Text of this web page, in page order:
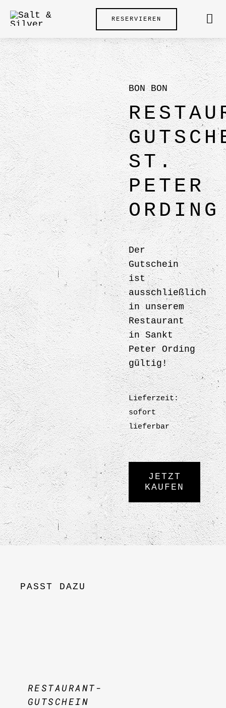
Inhalt
RESERVIEREN
BON BON
ST.
PETER
ORDING
Der
Gutschein
ist
ausschließlich
in unserem
Restaurant
in Sankt
Peter Ording
gültig!
Lieferzeit:
sofort
lieferbar
JETZT
KAUFEN
PASST DAZU
RESTAURANT-
GUTSCHEIN